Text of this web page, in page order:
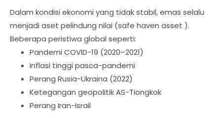
Dalam kondisi ekonomi yang tidak stabil, emas selalu
menjadi aset pelindung nilai (safe haven asset ).
Beberapa peristiwa global seperti:
Pandemi COVID-19 (2020–2021)
Inflasi tinggi pasca-pandemi
Perang Rusia-Ukraina (2022)
Ketegangan geopolitik AS-Tiongkok
Perang Iran-Israil